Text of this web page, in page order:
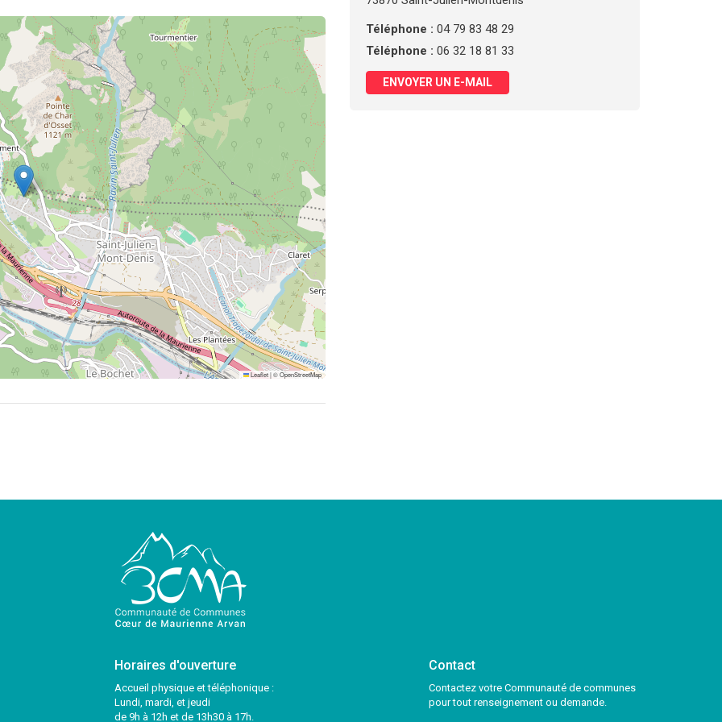
Leaflet|©OpenStreetMap
Téléphone : 04 79 83 48 29
Téléphone : 06 32 18 81 33
ENVOYER UN E-MAIL
Horaires d'ouverture
Accueil physique et téléphonique :
Lundi, mardi, et jeudi
de 9h à 12h et de 13h30 à 17h.
Contact
Contactez votre Communauté de communes
pour tout renseignement ou demande.